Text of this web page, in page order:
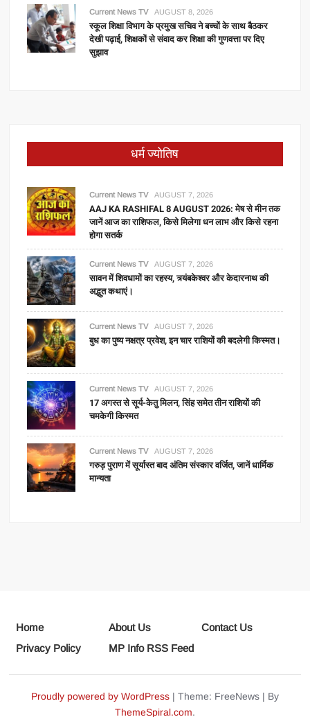
Current News TV AUGUST 8, 2026
स्कूल शिक्षा विभाग के प्रमुख सचिव ने बच्चों के साथ बैठकर
देखी पढ़ाई, शिक्षकों से संवाद कर शिक्षा की गुणवत्ता पर दिए
सुझाव
धर्म ज्योतिष
Current News TV AUGUST 7, 2026
AAJ KA RASHIFAL 8 AUGUST 2026: मेष से मीन तक
जानें आज का राशिफल, किसे मिलेगा धन लाभ और किसे रहना
होगा सतर्क
Current News TV AUGUST 7, 2026
सावन में शिवधामों का रहस्य, त्र्यंबकेश्वर और केदारनाथ की
अद्भुत कथाएं।
Current News TV AUGUST 7, 2026
बुध का पुष्य नक्षत्र प्रवेश, इन चार राशियों की बदलेगी किस्मत।
Current News TV AUGUST 7, 2026
17 अगस्त से सूर्य-केतु मिलन, सिंह समेत तीन राशियों की
चमकेगी किस्मत
Current News TV AUGUST 7, 2026
गरुड़ पुराण में सूर्यास्त बाद अंतिम संस्कार वर्जित, जानें धार्मिक
मान्यता
Home About Us
Contact Us
Privacy Policy
MP Info RSS Feed
Proudly powered by WordPress | Theme: FreeNews | By
ThemeSpiral.com.